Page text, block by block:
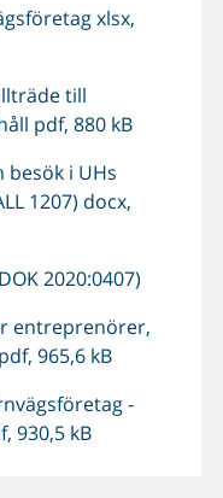
xlsx,
till
pdf, 880 kB
besök i UHs
1207) docx,
2020:0407)
entreprenörer,
965,6 kB
-
930,5 kB